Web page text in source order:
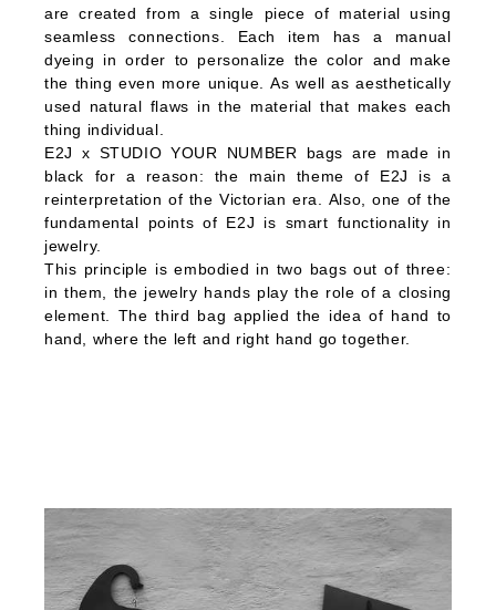
are created from a single piece of material using
seamless connections. Each item has a manual
dyeing in order to personalize the color and make
the thing even more unique. As well as aesthetically
used natural flaws in the material that makes each
thing individual.
E2J x STUDIO YOUR NUMBER bags are made in
black for a reason: the main theme of E2J is a
reinterpretation of the Victorian era. Also, one of the
fundamental points of E2J is smart functionality in
jewelry.
This principle is embodied in two bags out of three:
in them, the jewelry hands play the role of a closing
element. The third bag applied the idea of hand to
hand, where the left and right hand go together.